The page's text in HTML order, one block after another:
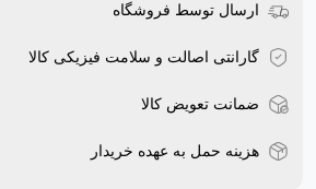
ارسال توسط فروشگاه
گارانتی اصالت و سلامت فیزیکی کالا
ضمانت تعویض کالا
هزینه حمل به عهده خریدار